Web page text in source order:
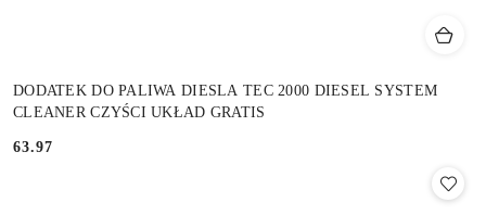
DODATEK DO PALIWA DIESLA TEC 2000 DIESEL SYSTEM
CLEANER CZYŚCI UKŁAD GRATIS
Cena:
63.97